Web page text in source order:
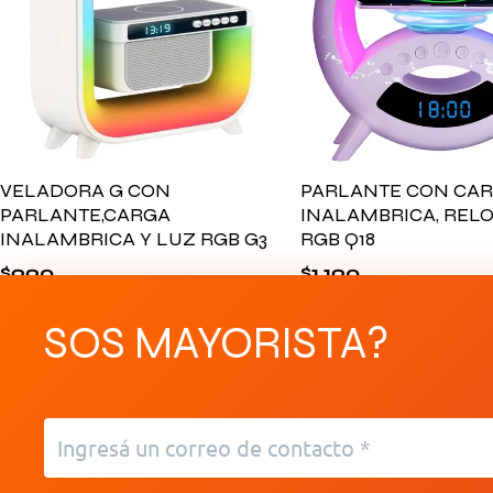
VELADORA G CON
PARLANTE,CARGA
INALAMBRICA Y LUZ RGB G3
$990
PARLANTE CON
INALAMBRICA,
RGB Q18
$1.190
Envíos a todo el país
SOS MAYORISTA?